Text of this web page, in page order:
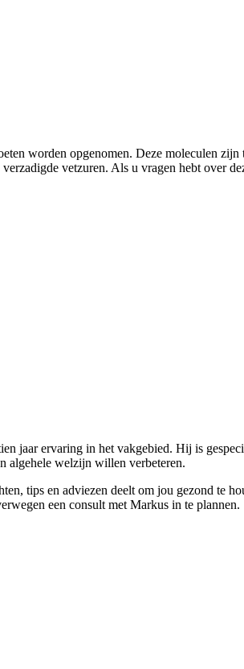
worden opgenomen. Deze moleculen
vetzuren. Als u vragen hebt over
jaar ervaring in het vakgebied. Hij is
algehele welzijn willen verbeteren.
tips en adviezen deelt om jou gezond te
een consult met Markus in te plannen.